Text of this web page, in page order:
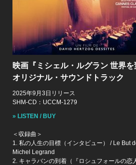
映画『ミシェル・ルグラン 世界を
オリジナル・サウンドトラック
2025年9月3日リリース
SHM-CD：UCCM-1279
» LISTEN / BUY
＜収録曲＞
1. 私の人生の目標（インタビュー） / Le But
Michel Legrand
2. キャラバンの到着（『ロシュフォールの恋